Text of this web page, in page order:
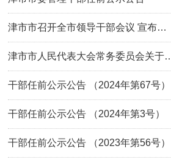
津市市召开全市领导干部会议 宣布…
津市市人民代表大会常务委员会关于
干部任前公示公告 （2024年第67号）
干部任前公示公告 （2024年第3号）
干部任前公示公告 （2023年第56号）